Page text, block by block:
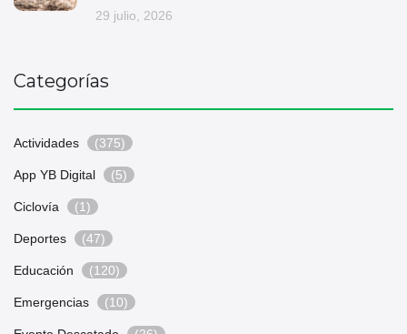
29 julio, 2026
Categorías
Actividades (375)
App YB Digital (5)
Ciclovía (1)
Deportes (47)
Educación (120)
Emergencias (10)